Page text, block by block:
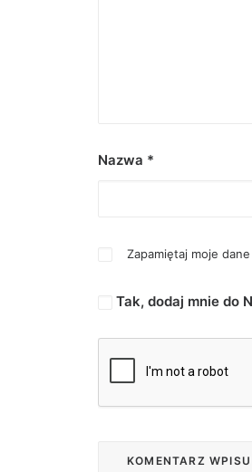
Nazwa *
Zapamiętaj moje
Tak, dodaj mnie do